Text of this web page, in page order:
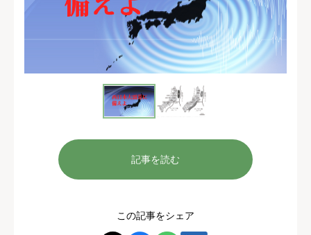
記事を読む
この記事をシェア